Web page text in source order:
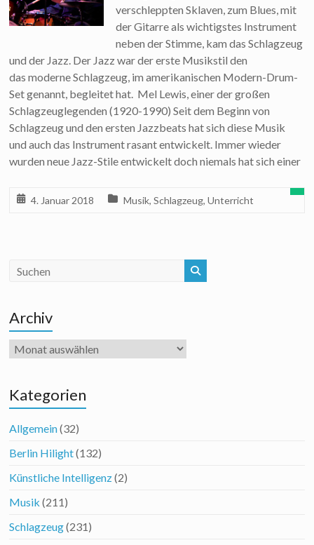
verschleppten Sklaven, zum Blues, mit
der Gitarre als wichtigstes Instrument
neben der Stimme, kam das Schlagzeug
und der Jazz. Der Jazz war der erste Musikstil den
das moderne Schlagzeug, im amerikanischen Modern-Drum-
Set genannt, begleitet hat. Mel Lewis, einer der großen
Schlagzeuglegenden (1920-1990) Seit dem Beginn von
Schlagzeug und den ersten Jazzbeats hat sich diese Musik
und auch das Instrument rasant entwickelt. Immer wieder
wurden neue Jazz-Stile entwickelt doch niemals hat sich einer
4. Januar 2018 Musik,Schlagzeug,Unterricht
Archiv
Archiv
Kategorien
Allgemein(32)
Berlin Hilight(132)
Künstliche Intelligenz(2)
Musik (211)
Schlagzeug(231)